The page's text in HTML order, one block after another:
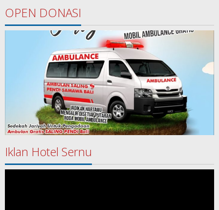
OPEN DONASI
Iklan Hotel Sernu